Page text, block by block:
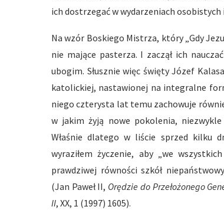
ich dostrzegać w wydarzeniach osobistych
Na wzór Boskiego Mistrza, który „Gdy
nie mające pasterza. I zaczął ich
ubogim. Słusznie więc święty Józef
katolickiej, nastawionej na integralne
niego czterysta lat temu zachowuje
w jakim żyją nowe pokolenia,
Właśnie dlatego w liście sprzed kilku
wyraziłem życzenie, aby „we
prawdziwej równości szkół
(Jan Paweł II, Orędzie do Przełożonego
II, XX, 1 (1997) 1605).